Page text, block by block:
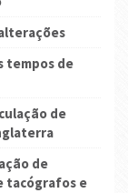
tempos de
de
de
tacógrafos e